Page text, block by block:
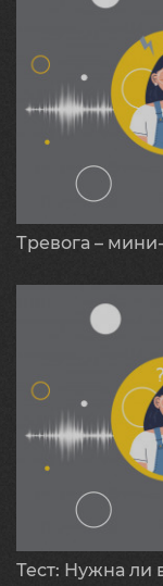
Тревога –
Тест: Нужна ли